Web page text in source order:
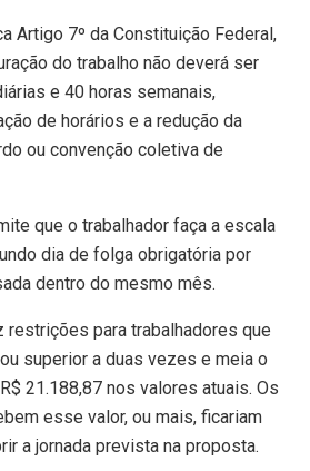
Artigo 7º da Constituição Federal,
do trabalho não deverá ser
e 40 horas semanais,
de horários e a redução da
ou convenção coletiva de
que o trabalhador faça a escala
dia de folga obrigatória por
dentro do mesmo mês.
restrições para trabalhadores que
superior a duas vezes e meia o
21.188,87 nos valores atuais. Os
esse valor, ou mais, ficariam
a jornada prevista na proposta.